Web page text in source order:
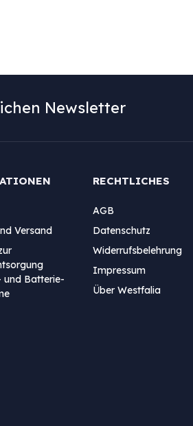
Newsletter
Versand
und Batterie-
RECHTLICHES
AGB
Datenschutz
Widerrufsbelehrung
Impressum
Über Westfalia